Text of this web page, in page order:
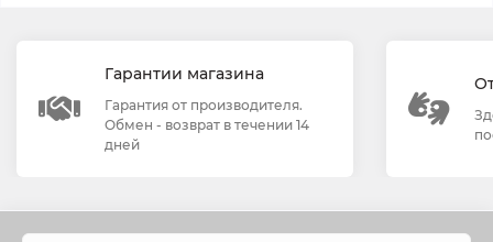
Гарантии магазина
Гарантия от производителя.
Обмен - возврат в течении 14
дней